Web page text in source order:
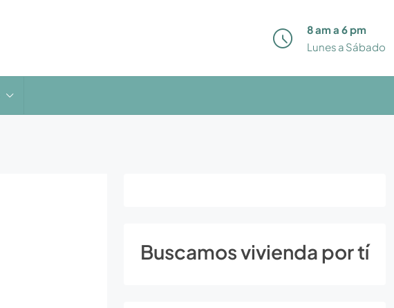
8 am a 6 pm
Lunes a Sábado
Buscamos vivienda por tí